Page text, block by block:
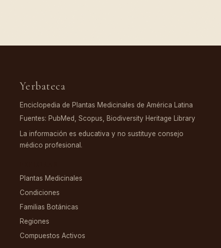
Yerbateca
Enciclopedia de Plantas Medicinales de América Latina
Fuentes: PubMed, Scopus, Biodiversity Heritage Library
La información es educativa y no sustituye consejo
médico profesional.
Plantas Medicinales
Condiciones
Familias Botánicas
Regiones
Compuestos Activos